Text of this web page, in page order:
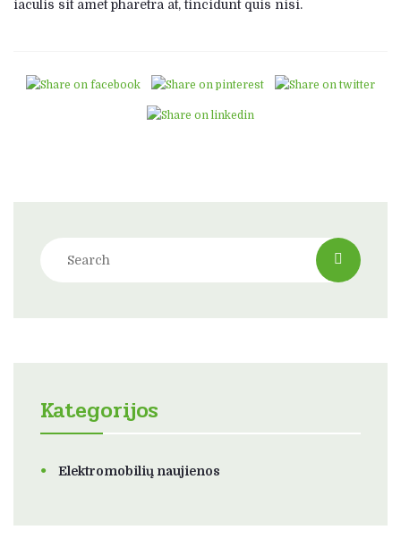
iaculis sit amet pharetra at, tincidunt quis nisi.
Kategorijos
Elektromobilių naujienos